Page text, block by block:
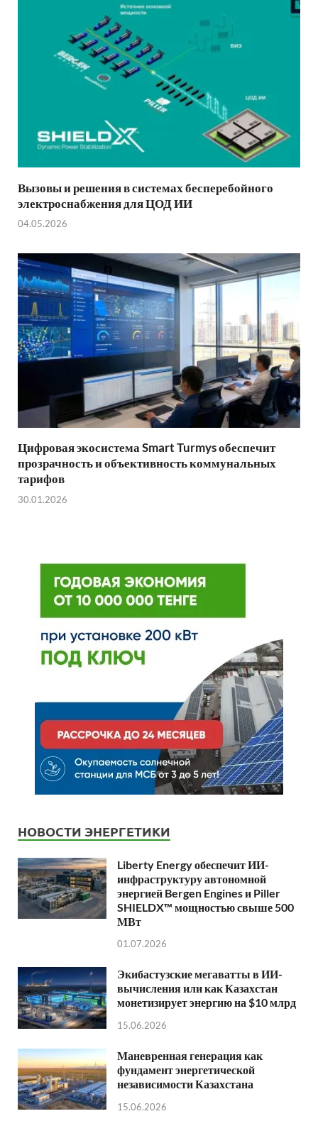
Вызовы и решения в системах бесперебойного
электроснабжения для ЦОД ИИ
04.05.2026
Цифровая экосистема Smart Turmys обеспечит
прозрачность и объективность коммунальных
тарифов
30.01.2026
НОВОСТИ ЭНЕРГЕТИКИ
Liberty Energy обеспечит ИИ-
инфраструктуру автономной
энергией Bergen Engines и Piller
SHIELDX™ мощностью свыше 500
МВт
01.07.2026
Экибастузские мегаватты в ИИ-
вычисления или как Казахстан
монетизирует энергию на $10 млрд
15.06.2026
Маневренная генерация как
фундамент энергетической
независимости Казахстана
15.06.2026